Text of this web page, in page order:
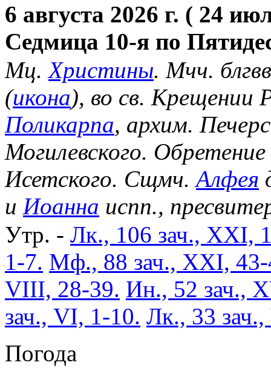
6 августа 2026 г. ( 24
Седмица 10-я по
Мц.Христины. Мчч.
(икона), во св. Крещении
Поликарпа, архим.
Могилевского.
Исетского. Сщмч.Алфея
и Иоанна испп.,
Утр. - Лк., 106 зач., XXI,
1-7. Мф., 88 зач., XXI,
VIII, 28-39. Ин., 52 зач.,
зач., VI, 1-10. Лк., 33
Погода